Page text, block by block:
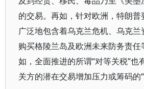
的交易。再如，针对欧洲，特朗
广泛地包含着乌克兰危机、乌克兰
购买格陵兰岛及欧洲未来防务责任
如，全面推进的所谓“对等关税”也
关方的潜在交易增加压力或筹码的“